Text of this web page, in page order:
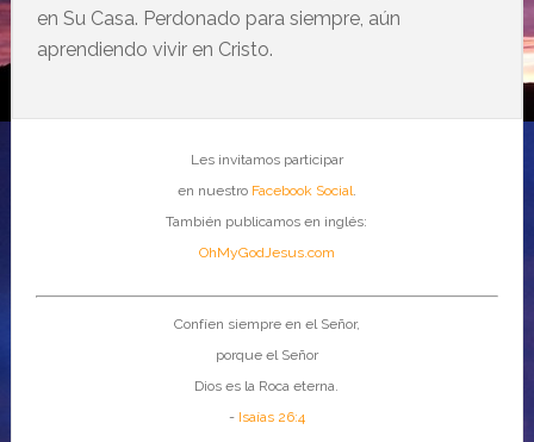
en Su Casa. Perdonado para siempre, aún
aprendiendo vivir en Cristo.
Les invitamos participar
en nuestro Facebook Social.
También publicamos en inglés:
OhMyGodJesus.com
Confíen siempre en el Señor,
porque el Señor
Dios es la Roca eterna.
- Isaías 26:4